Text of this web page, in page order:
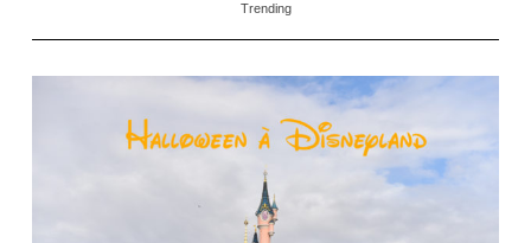
Trending